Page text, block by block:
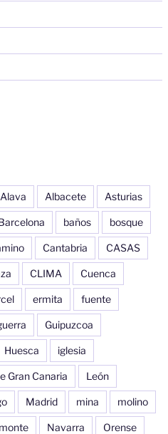
Alava Albacete Asturias
baños bosque
Cantabria CASAS
CLIMA Cuenca
ermita fuente
Guipuzcoa
Huesca iglesia
Gran Canaria León
Madrid mina molino
monte Navarra Orense